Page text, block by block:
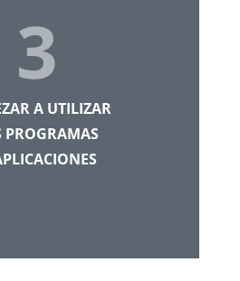
3
A UTILIZAR
PROGRAMAS